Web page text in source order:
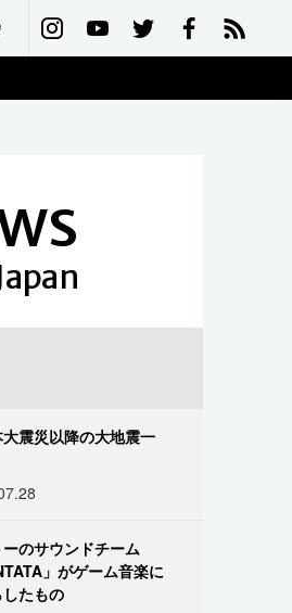
震災以降の大地震一
のサウンドチーム
」がゲーム音楽に
したもの